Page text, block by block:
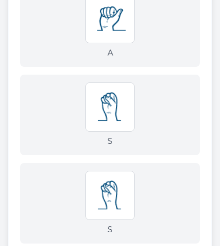
A
S
S